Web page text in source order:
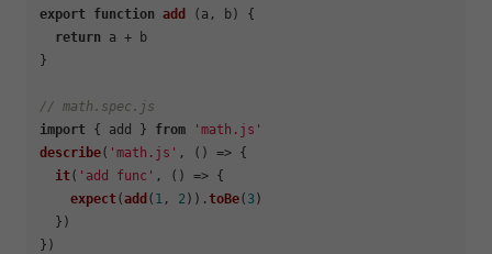
export
function add
(a, b) {
return a + b
}
// math.spec.js
import { add } from
'math.js'
describe( 'math.js' , () => {
it( 'add func' , () => {
expect(add ( 1 , 2 )).toBe( 3)
  })